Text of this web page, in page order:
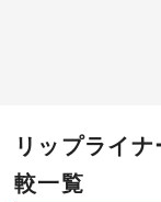
リップライ
較一覧